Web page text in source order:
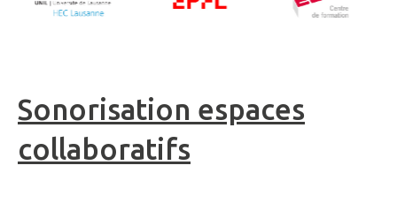
Sonorisation espaces
collaboratifs